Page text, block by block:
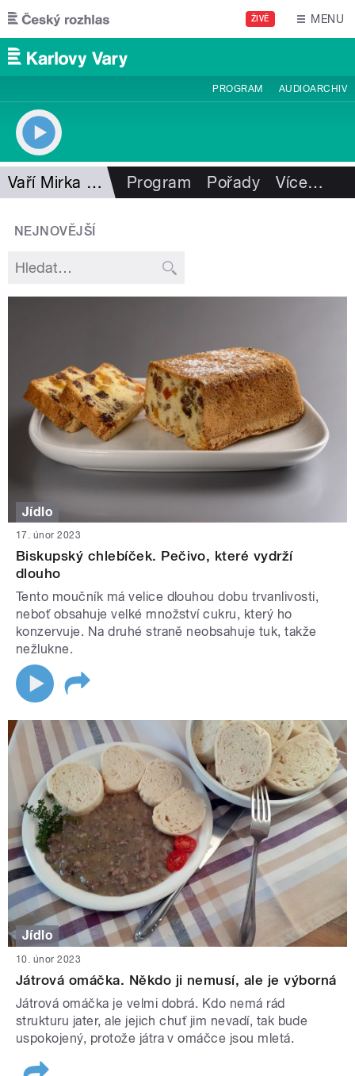
Přejít k hlavnímu obsahu
ŽIVĚ MENU
PROGRAM AUDIOARCHIV
Vaří Mirka Kuntzmannová Program Pořady Více…
NEJNOVĚJŠÍ
Jídlo
17. únor 2023
Biskupský chlebíček. Pečivo, které vydrží
dlouho
Tento moučník má velice dlouhou dobu trvanlivosti,
neboť obsahuje velké množství cukru, který ho
konzervuje. Na druhé straně neobsahuje tuk, takže
nežlukne.
Jídlo
10. únor 2023
Játrová omáčka. Někdo ji nemusí, ale je výborná
Játrová omáčka je velmi dobrá. Kdo nemá rád
strukturu jater, ale jejich chuť jim nevadí, tak bude
uspokojený, protože játra v omáčce jsou mletá.